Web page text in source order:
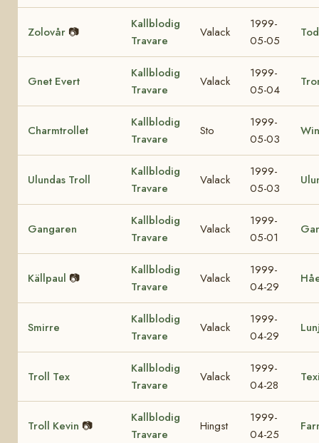
Zolovår 📷
Kallblodig
Travare
Valack
1999-
05-05
Gnet Evert
Kallblodig
Travare
Valack
1999-
05-04
Charmtrollet
Kallblodig
Travare
Sto
1999-
05-03
Ulundas Troll
Kallblodig
Travare
Valack
1999-
05-03
Gangaren
Kallblodig
Travare
Valack
1999-
05-01
Källpaul 📷
Kallblodig
Travare
Valack
1999-
04-29
Smirre
Kallblodig
Travare
Valack
1999-
04-29
Troll Tex
Kallblodig
Travare
Valack
1999-
04-28
Troll Kevin 📷
Kallblodig
Travare
Hingst
1999-
04-25